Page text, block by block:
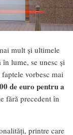
mult și ultimele
lume, se unesc și
vorbesc mai
de euro pentru a
fără precedent în
printre care